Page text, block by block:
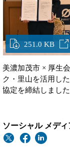
251.0 KB
美濃加茂市 × 厚生
ク・里山を活用し
協定を締結しました
ソーシャル メデ